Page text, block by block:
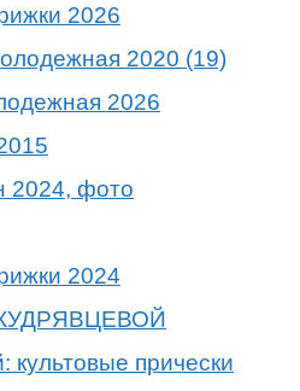
2026
2026
2024, фото
2024
культовые прически